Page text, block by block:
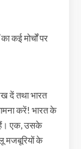
कई मोर्चों पर
दें तथा भारत
करें! भारत के
हैं। एक, उसके
मजबूरियों के